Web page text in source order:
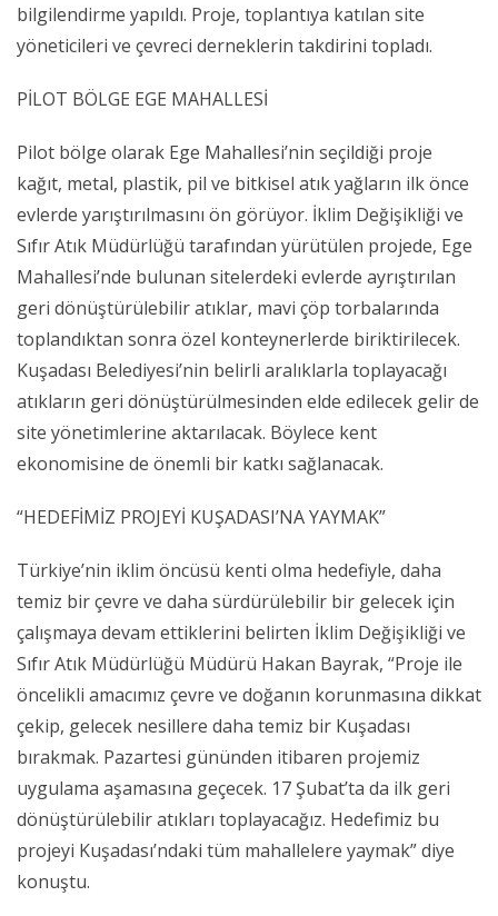
bilgilendirme yapıldı. Proje, toplantıya katılan site
yöneticileri ve çevreci derneklerin takdirini topladı.
PİLOT BÖLGE EGE MAHALLESİ
Pilot bölge olarak Ege Mahallesi’nin seçildiği proje
kağıt, metal, plastik, pil ve bitkisel atık yağların ilk önce
evlerde yarıştırılmasını ön görüyor. İklim Değişikliği ve
Sıfır Atık Müdürlüğü tarafından yürütülen projede, Ege
Mahallesi’nde bulunan sitelerdeki evlerde ayrıştırılan
geri dönüştürülebilir atıklar, mavi çöp torbalarında
toplandıktan sonra özel konteynerlerde biriktirilecek.
Kuşadası Belediyesi’nin belirli aralıklarla toplayacağı
atıkların geri dönüştürülmesinden elde edilecek gelir de
site yönetimlerine aktarılacak. Böylece kent
ekonomisine de önemli bir katkı sağlanacak.
“HEDEFİMİZ PROJEYİ KUŞADASI’NA YAYMAK”
Türkiye’nin iklim öncüsü kenti olma hedefiyle, daha
temiz bir çevre ve daha sürdürülebilir bir gelecek için
çalışmaya devam ettiklerini belirten İklim Değişikliği ve
Sıfır Atık Müdürlüğü Müdürü Hakan Bayrak, “Proje ile
öncelikli amacımız çevre ve doğanın korunmasına dikkat
çekip, gelecek nesillere daha temiz bir Kuşadası
bırakmak. Pazartesi gününden itibaren projemiz
uygulama aşamasına geçecek. 17 Şubat’ta da ilk geri
dönüştürülebilir atıkları toplayacağız. Hedefimiz bu
projeyi Kuşadası’ndaki tüm mahallelere yaymak” diye
konuştu.